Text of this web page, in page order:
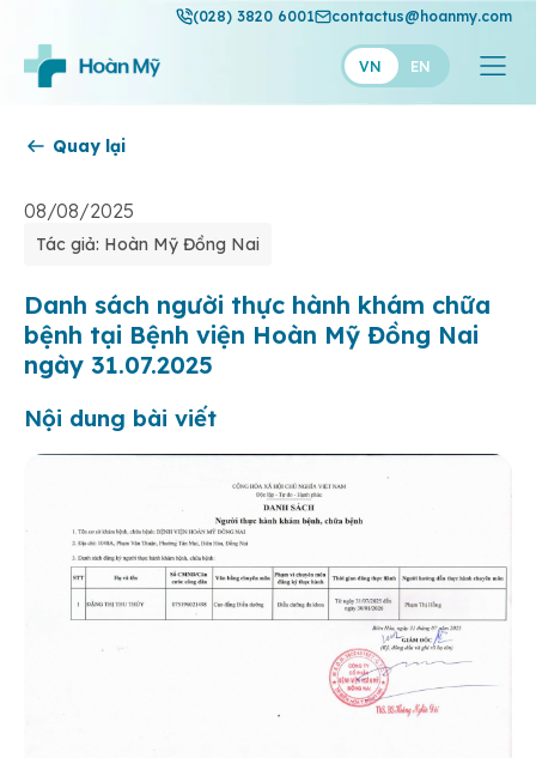
(028) 3820 6001 contactus@hoanmy.com
VN EN
Hạnh Phúc
Thuận Mỹ
Quay lại
08/08/2025
Tác giả: Hoàn Mỹ Đồng Nai
Danh sách người thực hành khám chữa
bệnh tại Bệnh viện Hoàn Mỹ Đồng Nai
ngày 31.07.2025
Nội dung bài viết